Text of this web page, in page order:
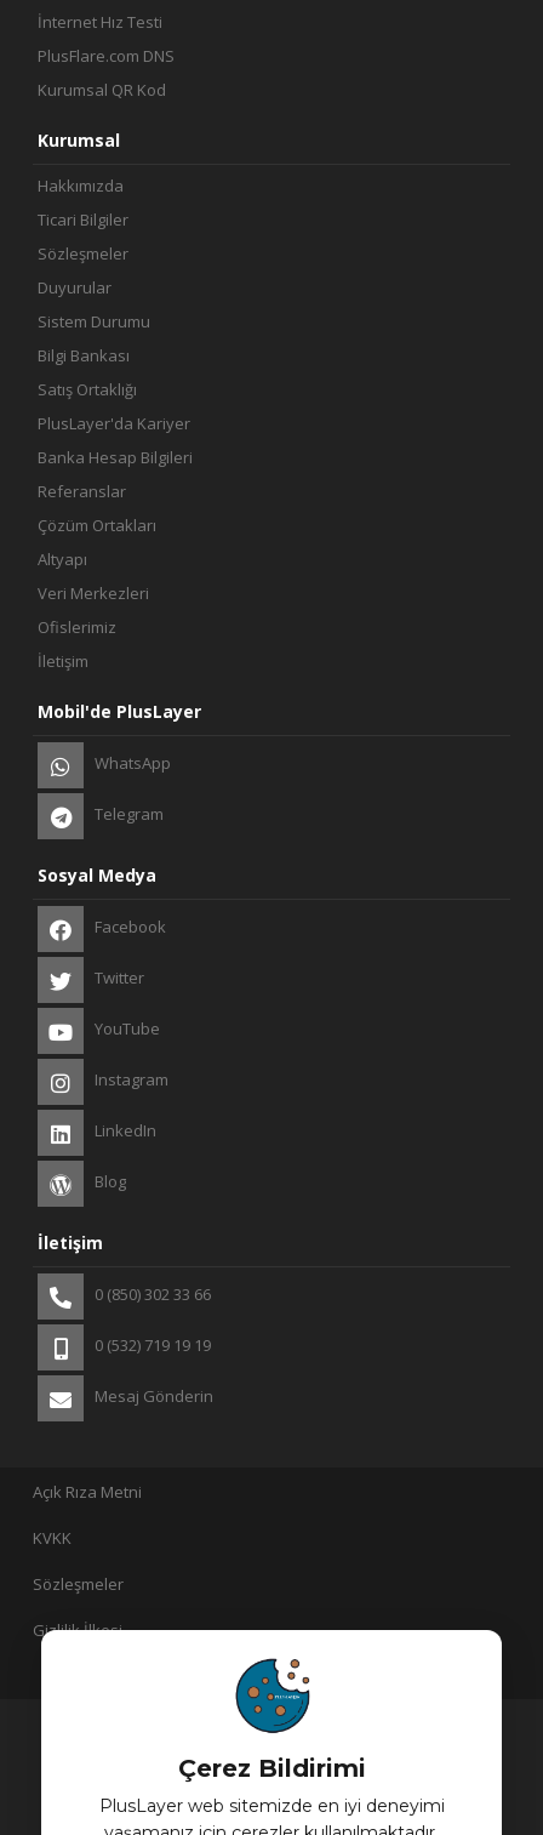
Çerez Bildirimi
PlusLayer web sitemizde en iyi deneyimi
İnternet Hız Testi
PlusFlare.com DNS
Kurumsal QR Kod
Kurumsal
Hakkımızda
Ticari Bilgiler
Sözleşmeler
Duyurular
Sistem Durumu
Bilgi Bankası
Satış Ortaklığı
PlusLayer'da Kariyer
Banka Hesap Bilgileri
Referanslar
Çözüm Ortakları
Altyapı
Veri Merkezleri
Ofislerimiz
İletişim
Mobil'de PlusLayer
WhatsApp
Telegram
Sosyal Medya
Facebook
Twitter
YouTube
Instagram
LinkedIn
Blog
İletişim
0 (850) 302 33 66
0 (532) 719 19 19
Mesaj Gönderin
Açık Rıza Metni
KVKK
Sözleşmeler
Gizlilik İlkesi